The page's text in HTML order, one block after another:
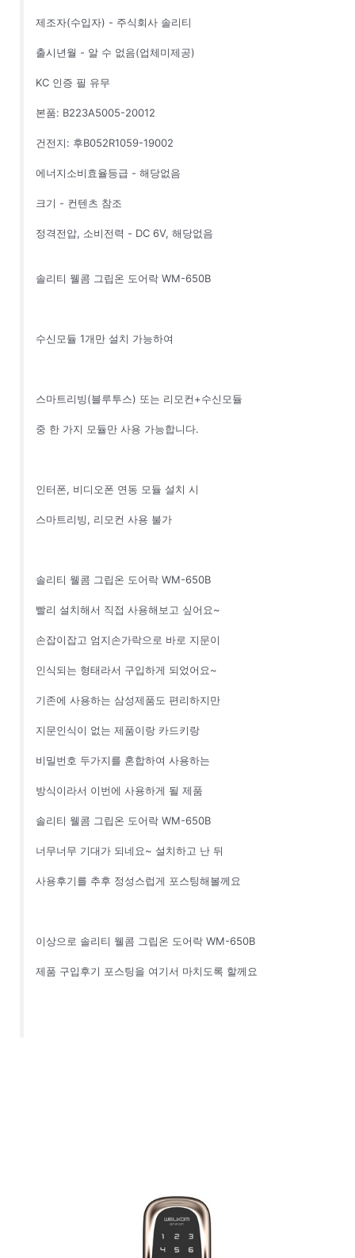
제조자(수입자) - 주식회사 솔리티
출시년월 - 알 수 없음(업체미제공)
KC 인증 필 유무
본품: B223A5005-20012
건전지: 후B052R1059-19002
에너지소비효율등급 - 해당없음
크기 - 컨텐츠 참조
정격전압, 소비전력 - DC 6V, 해당없음
솔리티 웰콤 그립온 도어락 WM-650B
수신모듈 1개만 설치 가능하여
스마트리빙(블루투스) 또는 리모컨+수신모듈
중 한 가지 모듈만 사용 가능합니다.
인터폰, 비디오폰 연동 모듈 설치 시
스마트리빙, 리모컨 사용 불가
솔리티 웰콤 그립온 도어락 WM-650B
빨리 설치해서 직접 사용해보고 싶어요~
손잡이잡고 엄지손가락으로 바로 지문이
인식되는 형태라서 구입하게 되었어요~
기존에 사용하는 삼성제품도 편리하지만
지문인식이 없는 제품이랑 카드키랑
비밀번호 두가지를 혼합하여 사용하는
방식이라서 이번에 사용하게 될 제품
솔리티 웰콤 그립온 도어락 WM-650B
너무너무 기대가 되네요~ 설치하고 난 뒤
사용후기를 추후 정성스럽게 포스팅해볼께요
이상으로 솔리티 웰콤 그립온 도어락 WM-650B
제품 구입후기 포스팅을 여기서 마치도록 할께요